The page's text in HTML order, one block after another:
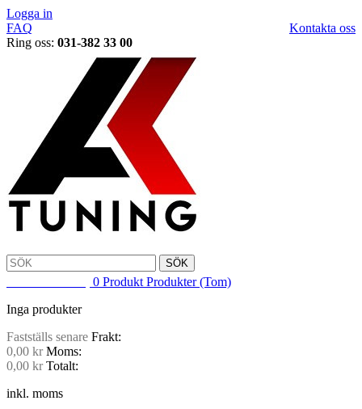
Logga in
Kontakta oss
FAQ
Ring oss: 031-382 33 00
SÖK
0 Produkt Produkter (Tom)
Inga produkter
Fastställs senare Frakt:
0,00 kr Moms:
0,00 kr Totalt:
inkl. moms